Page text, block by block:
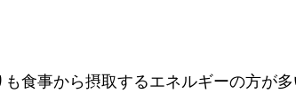
食事から摂取するエネルギーの方が